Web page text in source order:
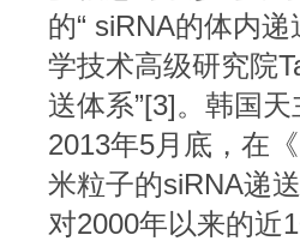
的“ siRNA的体内
学技术高级研究院
送体系”[3]。韩国
2013年5月底，在
米粒子的siRNA递
对2000年以来的近